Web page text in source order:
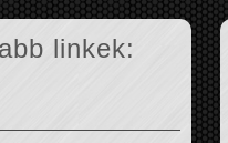
linkek: